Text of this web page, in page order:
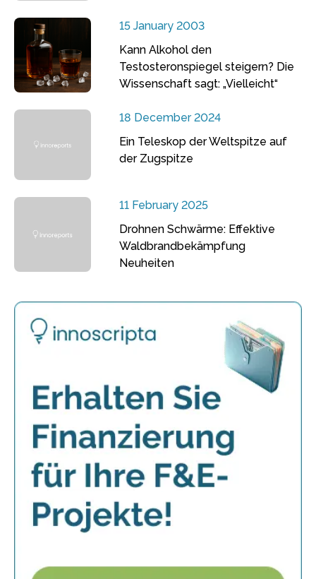
15 January 2003
Kann Alkohol den
Testosteronspiegel steigern? Die
Wissenschaft sagt: „Vielleicht“
18 December 2024
Ein Teleskop der Weltspitze auf
der Zugspitze
11 February 2025
Drohnen Schwärme: Effektive
Waldbrandbekämpfung
Neuheiten